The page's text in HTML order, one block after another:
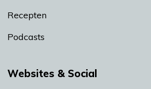
Recepten
Podcasts
Websites & Social